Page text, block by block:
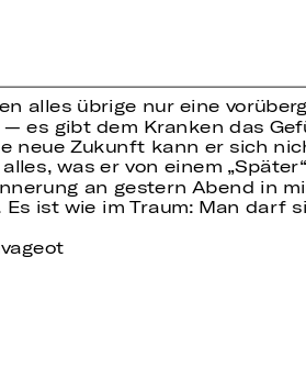
alles übrige nur eine
es gibt dem Kranken das
neue Zukunft kann er sich
was er von einem
an gestern Abend in
ist wie im Traum: Man darf